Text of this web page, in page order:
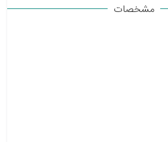
مشخصات